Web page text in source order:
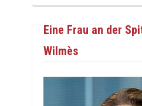
Eine Frau an der
Wilmès